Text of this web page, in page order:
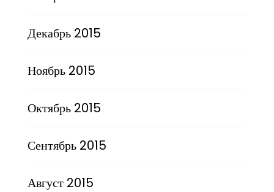
Декабрь 2015
Ноябрь 2015
Октябрь 2015
Сентябрь 2015
Август 2015